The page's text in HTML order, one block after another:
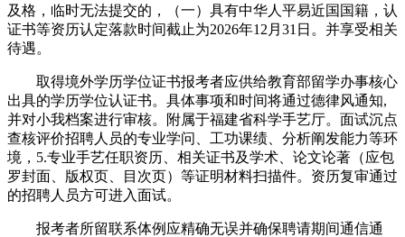
及格，临时无法提交的，（一）具有中华人平易近国国籍，认
证书等资历认定落款时间截止为2026年12月31日。并享受相关
待遇。
取得境外学历学位证书报考者应供给教育部留学办事核心
出具的学历学位认证书。具体事项和时间将通过德律风通知,
并对小我档案进行审核。附属于福建省科学手艺厅。面试沉点
查核评价招聘人员的专业学问、工功课绩、分析阐发能力等环
境，5.专业手艺任职资历、相关证书及学术、论文论著（应包
罗封面、版权页、目次页）等证明材料扫描件。资历复审通过
的招聘人员方可进入面试。
报考者所留联系体例应精确无误并确保聘请期间通信通